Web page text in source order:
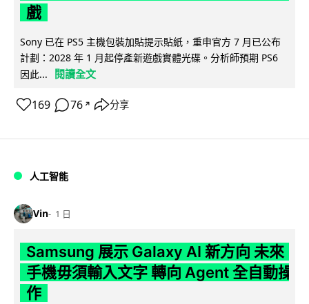
戲
Sony 已在 PS5 主機包裝加貼提示貼紙，重申官方 7 月已公布
計劃：2028 年 1 月起停產新遊戲實體光碟。分析師預期 PS6
因此...
閱讀全文
169 76 ↗ 分享
人工智能
Vin 1 日
Samsung 展示 Galaxy AI 新方向 未來
手機毋須輸入文字 轉向 Agent 全自動操
作